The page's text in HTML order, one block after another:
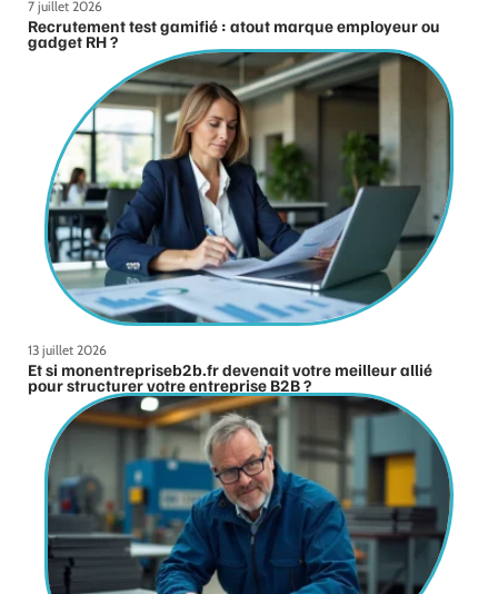
7 juillet 2026
Recrutement test gamifié : atout marque employeur ou
gadget RH ?
13 juillet 2026
Et si monentrepriseb2b.fr devenait votre meilleur allié
pour structurer votre entreprise B2B ?